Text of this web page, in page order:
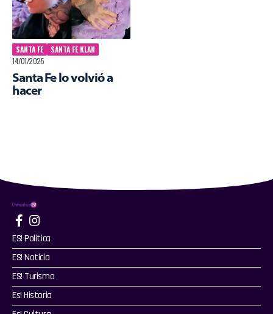
SANTA FE
SANTA FE KLAN
14/01/2025
Santa Fe lo volvió a
hacer
ES! Política
ES! Noticia
ES! Turismo
Es! Historia